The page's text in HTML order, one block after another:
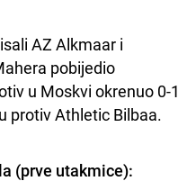
AZ Alkmaar i
pobijedio
u Moskvi okrenuo 0-1
protiv Athletic Bilbaa.
(prve utakmice):